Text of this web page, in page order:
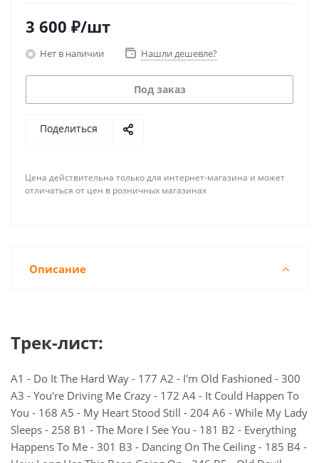
3 600 ₽/шт
Нет в наличии Нашли дешевле?
Под заказ
Поделиться
Цена действительна только для интернет-магазина и может
отличаться от цен в розничных магазинах
Описание
Трек-лист:
A1 - Do It The Hard Way - 177 A2 - I'm Old Fashioned - 300
A3 - You're Driving Me Crazy - 172 A4 - It Could Happen To
You - 168 A5 - My Heart Stood Still - 204 A6 - While My Lady
Sleeps - 258 B1 - The More I See You - 181 B2 - Everything
Happens To Me - 301 B3 - Dancing On The Ceiling - 185 B4 -